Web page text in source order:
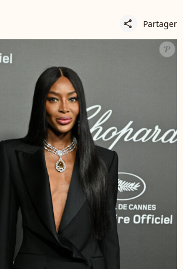
share Partager